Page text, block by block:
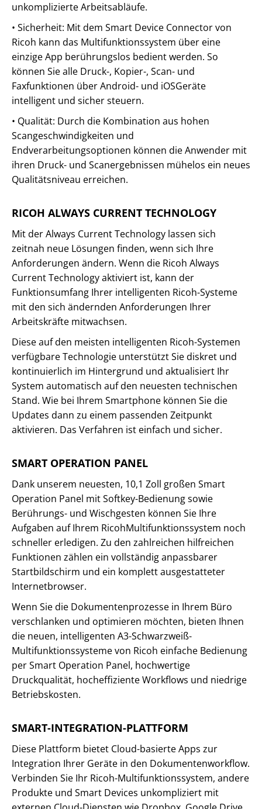
unkomplizierte Arbeitsabläufe.
• Sicherheit: Mit dem Smart Device Connector von
Ricoh kann das Multifunktionssystem über eine
einzige App berührungslos bedient werden. So
können Sie alle Druck-, Kopier-, Scan- und
Faxfunktionen über Android- und iOSGeräte
intelligent und sicher steuern.
• Qualität: Durch die Kombination aus hohen
Scangeschwindigkeiten und
Endverarbeitungsoptionen können die Anwender mit
ihren Druck- und Scanergebnissen mühelos ein neues
Qualitätsniveau erreichen.
RICOH ALWAYS CURRENT TECHNOLOGY
Mit der Always Current Technology lassen sich
zeitnah neue Lösungen finden, wenn sich Ihre
Anforderungen ändern. Wenn die Ricoh Always
Current Technology aktiviert ist, kann der
Funktionsumfang Ihrer intelligenten Ricoh-Systeme
mit den sich ändernden Anforderungen Ihrer
Arbeitskräfte mitwachsen.
Diese auf den meisten intelligenten Ricoh-Systemen
verfügbare Technologie unterstützt Sie diskret und
kontinuierlich im Hintergrund und aktualisiert Ihr
System automatisch auf den neuesten technischen
Stand. Wie bei Ihrem Smartphone können Sie die
Updates dann zu einem passenden Zeitpunkt
aktivieren. Das Verfahren ist einfach und sicher.
SMART OPERATION PANEL
Dank unserem neuesten, 10,1 Zoll großen Smart
Operation Panel mit Softkey-Bedienung sowie
Berührungs- und Wischgesten können Sie Ihre
Aufgaben auf Ihrem RicohMultifunktionssystem noch
schneller erledigen. Zu den zahlreichen hilfreichen
Funktionen zählen ein vollständig anpassbarer
Startbildschirm und ein komplett ausgestatteter
Internetbrowser.
Wenn Sie die Dokumentenprozesse in Ihrem Büro
verschlanken und optimieren möchten, bieten Ihnen
die neuen, intelligenten A3-Schwarzweiß-
Multifunktionssysteme von Ricoh einfache Bedienung
per Smart Operation Panel, hochwertige
Druckqualität, hocheffiziente Workflows und niedrige
Betriebskosten.
SMART-INTEGRATION-PLATTFORM
Diese Plattform bietet Cloud-basierte Apps zur
Integration Ihrer Geräte in den Dokumentenworkflow.
Verbinden Sie Ihr Ricoh-Multifunktionssystem, andere
Produkte und Smart Devices unkompliziert mit